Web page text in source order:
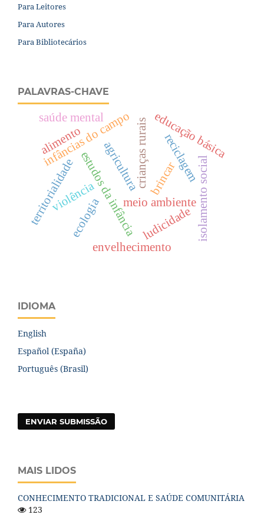
Para Leitores
Para Autores
Para Bibliotecários
PALAVRAS-CHAVE
violência meio ambienteisolamento social
estudos da infância
infâncias do campocrianças ruraisbrincar
educação básica
envelhecimento
reciclagem
ludicidade
agricultura
territorialidadeecologia
saúde mental
alimento
IDIOMA
English
Español (España)
Português (Brasil)
ENVIAR SUBMISSÃO
MAIS LIDOS
CONHECIMENTO TRADICIONAL E SAÚDE COMUNITÁRIA
123